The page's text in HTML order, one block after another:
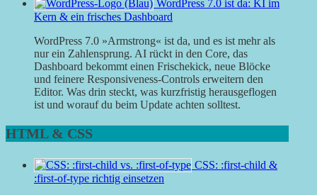
WordPress 7.0 ist da: KI im
Kern & ein frisches Dashboard
WordPress 7.0 »Armstrong« ist da, und es ist mehr als
nur ein Zahlensprung. AI rückt in den Core, das
Dashboard bekommt einen Frischekick, neue Blöcke
und feinere Responsiveness-Controls erweitern den
Editor. Was drin steckt, was kurzfristig herausgeflogen
ist und worauf du beim Update achten solltest.
HTML & CSS
CSS: :first-child &
:first-of-type richtig einsetzen